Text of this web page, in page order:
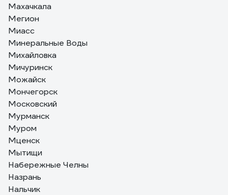
Махачкала
Мегион
Миасс
Минеральные Воды
Михайловка
Мичуринск
Можайск
Мончегорск
Московский
Мурманск
Муром
Мценск
Мытищи
Набережные Челны
Назрань
Нальчик